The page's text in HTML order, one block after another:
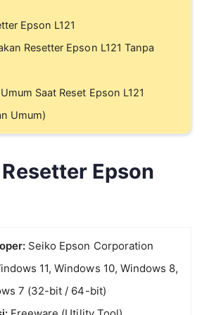
Epson L121
Resetter Epson L121 Tanpa
Saat Reset Epson L121
Umum)
Epson
Seiko Epson Corporation
11, Windows 10, Windows 8,
7 (32-bit / 64-bit)